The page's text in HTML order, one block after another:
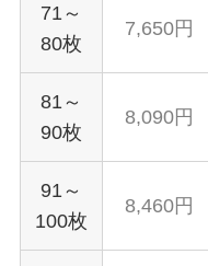
71～
80枚
7,650円
81～
90枚
8,090円
91～
100枚
8,460円